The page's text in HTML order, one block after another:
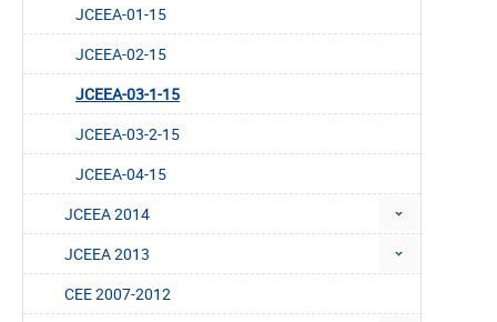
JCEEA-01-15
JCEEA-02-15
JCEEA-03-1-15
JCEEA-03-2-15
JCEEA-04-15
JCEEA 2014
JCEEA 2013
CEE 2007-2012